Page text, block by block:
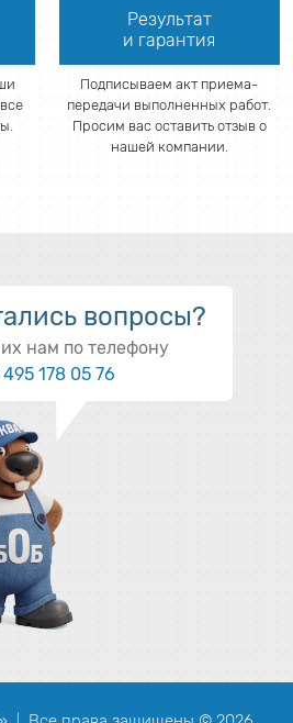
Результат
и гарантия
Подписываем акт приема-
передачи выполненных работ.
Просим вас оставить отзыв о
нашей компании.
вопросы?
нам по телефону
495 178 05 76